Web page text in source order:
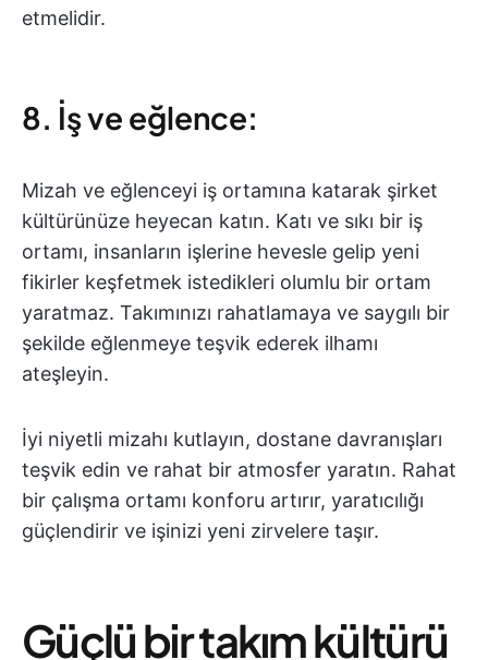
etmelidir.
8. İş ve eğlence:
Mizah ve eğlenceyi iş ortamına katarak şirket
kültürünüze heyecan katın. Katı ve sıkı bir iş
ortamı, insanların işlerine hevesle gelip yeni
fikirler keşfetmek istedikleri olumlu bir ortam
yaratmaz. Takımınızı rahatlamaya ve saygılı bir
şekilde eğlenmeye teşvik ederek ilhamı
ateşleyin.
İyi niyetli mizahı kutlayın, dostane davranışları
teşvik edin ve rahat bir atmosfer yaratın. Rahat
bir çalışma ortamı konforu artırır, yaratıcılığı
güçlendirir ve işinizi yeni zirvelere taşır.
Güçlü bir takım kültürü